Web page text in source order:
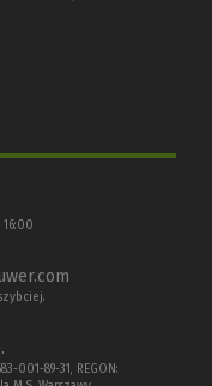
001-89-31, REGON: